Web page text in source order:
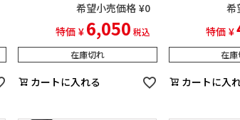
希望小売価格 ¥0
特価 ¥ 6,050 税込
在庫切れ
カートに入れる
希
特価 ¥
在
カートに入